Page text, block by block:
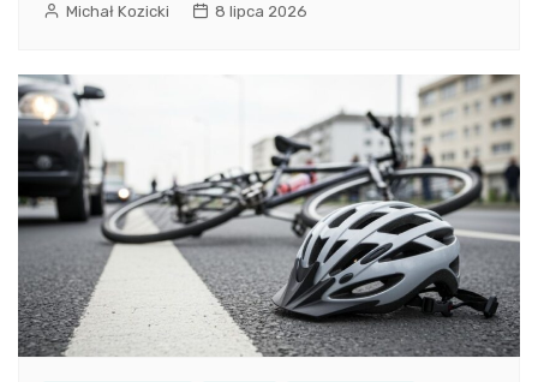
Michał Kozicki 8 lipca 2026